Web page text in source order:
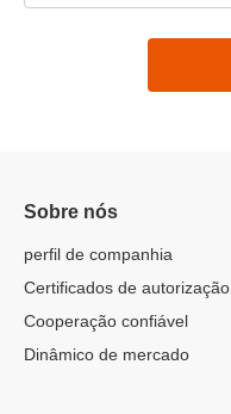
Sobre nós
perfil de companhia
Certificados de autorização
Cooperação confiável
Dinâmico de mercado